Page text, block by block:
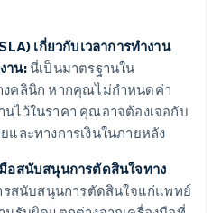
เกี่ยวกับเวลาการทำงาน
าน:นี่เป็นมาตรฐานใน
คลินิก หากคุณไม่กำหนดค่า
ไว้ในราคา คุณอาจต้องเจอกับ
ละทางการเงินในภายหลัง
อสนับสนุนการตัดสินใจทาง
รสนับสนุนการตัดสินใจแก่แพทย์